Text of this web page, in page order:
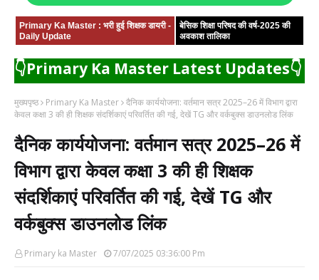
Primary Ka Master : भरी हुई शिक्षक डायरी -
Daily Update
बेसिक शिक्षा परिषद की वर्ष-2025 की
अवकाश तालिका
👇Primary Ka Master Latest Updates👇
मुख्यपृष्ठ Primary Ka Master दैनिक कार्ययोजना: वर्तमान सत्र 2025–26 में विभाग द्वारा
केवल कक्षा 3 की ही शिक्षक संदर्शिकाएं परिवर्तित की गई, देखें TG और वर्कबुक्स डाउनलोड लिंक
दैनिक कार्ययोजना: वर्तमान सत्र 2025–26 में
विभाग द्वारा केवल कक्षा 3 की ही शिक्षक
संदर्शिकाएं परिवर्तित की गई, देखें TG और
वर्कबुक्स डाउनलोड लिंक
Primary ka Master 7/07/2025 03:36:00 Pm